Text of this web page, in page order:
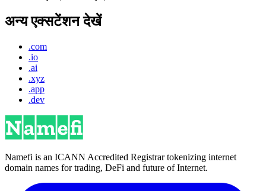
अन्य एक्सटेंशन देखें
.com
.io
.ai
.xyz
.app
.dev
Namefi is an ICANN Accredited Registrar tokenizing internet
domain names for trading, DeFi and future of Internet.